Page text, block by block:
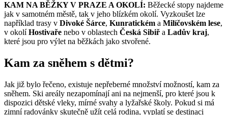
KAM NA BĚŽKY V PRAZE A OKOLÍ: Běžecké stopy najdeme
jak v samotném městě, tak v jeho blízkém okolí. Vyzkoušet lze
například trasy v Divoké Šárce, Kunratickém a Milíčovském lese,
v okolíHostivaře nebo v oblastech Česká Sibiř a Ladův kraj,
které jsou pro výlet na běžkách jako stvořené.
Kam za sněhem s dětmi?
Jak již bylo řečeno, existuje nepřeberné množství možností, kam za
sněhem. Ski areály nezapomínají ani na nejmenší, pro které jsou k
dispozici dětské vleky, mírné svahy a lyžařské školy. Pokud si má
zimní radovánky skutečně užít celá rodina, vyplatí se destinaci